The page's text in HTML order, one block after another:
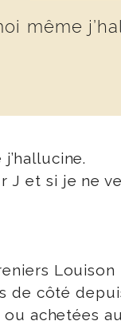
même
et si je ne
de côté
achetées